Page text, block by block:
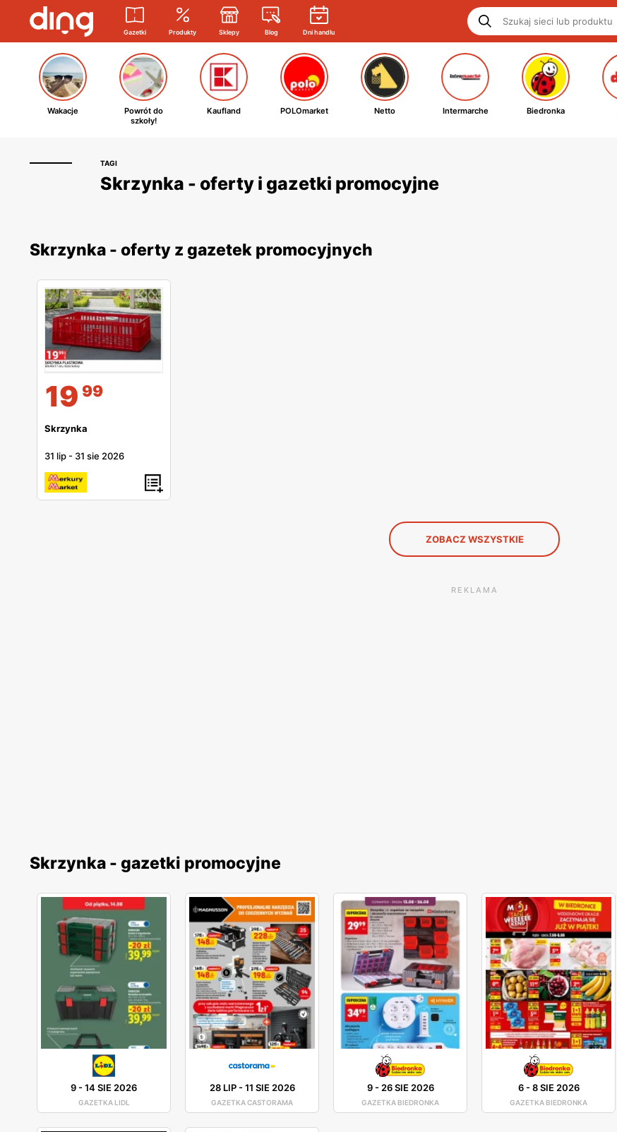
Gazetki Produkty Sklepy Blog Dni handlu
Wakacje
Powrót do
szkoły!
Kaufland POLOmarket Netto Intermarche Biedronka
TAGI
Skrzynka - oferty i gazetki promocyjne
Skrzynka - oferty z gazetek promocyjnych
19 99
Skrzynka
31 lip - 31 sie 2026
ZOBACZ WSZYSTKIE
REKLAMA
Skrzynka - gazetki promocyjne
9-14 SIE 2026
GAZETKA LIDL
28 LIP-11 SIE 2026
GAZETKA CASTORAMA
9- 26 SIE 2026
GAZETKA BIEDRONKA
6-8 SIE 2026
GAZETKA BIEDRONKA